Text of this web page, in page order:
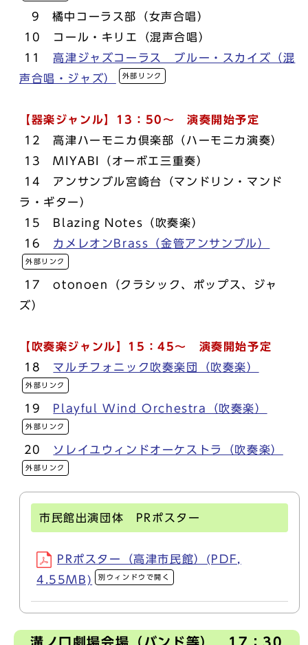
9 橘中コーラス部（女声合唱）
10 コール・キリエ（混声合唱）
11高津ジャズコーラス ブルー・スカイズ（混
声合唱・ジャズ）
外部リンク
【器楽ジャンル】13：50～ 演奏開始予定
12 高津ハーモニカ倶楽部（ハーモニカ演奏）
13 MIYABI（オーボエ三重奏）
14 アンサンブル宮崎台（マンドリン・マンド
ラ・ギター）
15 Blazing Notes（吹奏楽）
16 カメレオンBrass（金管アンサンブル）
外部リンク
17 otonoen（クラシック、ポップス、ジャ
ズ）
【吹奏楽ジャンル】15：45～ 演奏開始予定
18 マルチフォニック吹奏楽団（吹奏楽）
外部リンク
19 Playful Wind Orchestra（吹奏楽）
外部リンク
20 ソレイユウィンドオーケストラ（吹奏楽）
外部リンク
市民館出演団体 PRポスター
PRポスター（高津市民館）(PDF,
4.55MB)
別ウィンドウで開く
溝ノ口劇場会場（バンド等） 17：30